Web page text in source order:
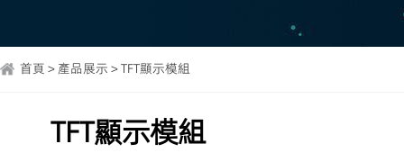
首頁 > 產品展示 > TFT顯示模組
TFT顯示模組